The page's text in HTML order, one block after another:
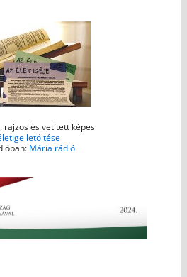
rajzos és vetített képes
letöltése
Mária rádió